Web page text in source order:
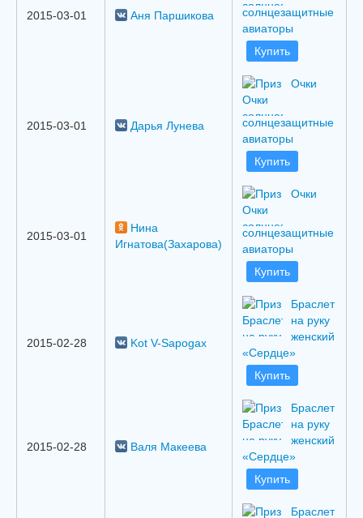
2015-03-01 Аня Паршикова
солнцезащитные
авиаторы
Купить
2015-03-01 Дарья Лунева
Очки
солнцезащитные
авиаторы
Купить
2015-03-01
Нина
Игнатова(Захарова)
Очки
солнцезащитные
авиаторы
Купить
2015-02-28 Kot V-Sapogax
Браслет
на руку
женский
«Сердце»
Купить
2015-02-28 Валя Макеева
Браслет
на руку
женский
«Сердце»
Купить
Браслет